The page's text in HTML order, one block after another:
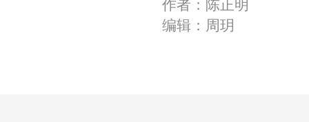
作者：陈正明
编辑：周玥